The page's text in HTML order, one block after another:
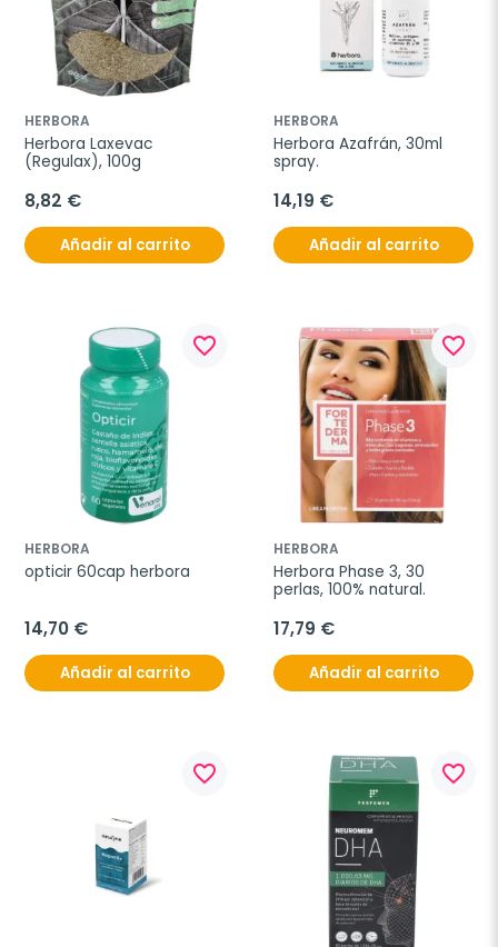
HERBORA
Herbora Laxevac
(Regulax), 100g
8,82 €
Añadir al carrito
HERBORA
Herbora Azafrán, 30ml
spray.
14,19 €
Añadir al carrito
favorite_border
HERBORA
opticir 60cap herbora
14,70 €
Añadir al carrito
favorite_border
HERBORA
Herbora Phase 3, 30
perlas, 100% natural.
17,79 €
Añadir al carrito
favorite_border favorite_border